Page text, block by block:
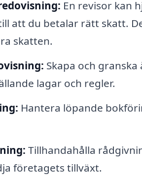
En revisor kan
att du betalar rätt skatt.
skatten.
Skapa och
lagar och regler.
Hantera löpande
Tillhandahålla
företagets tillväxt.